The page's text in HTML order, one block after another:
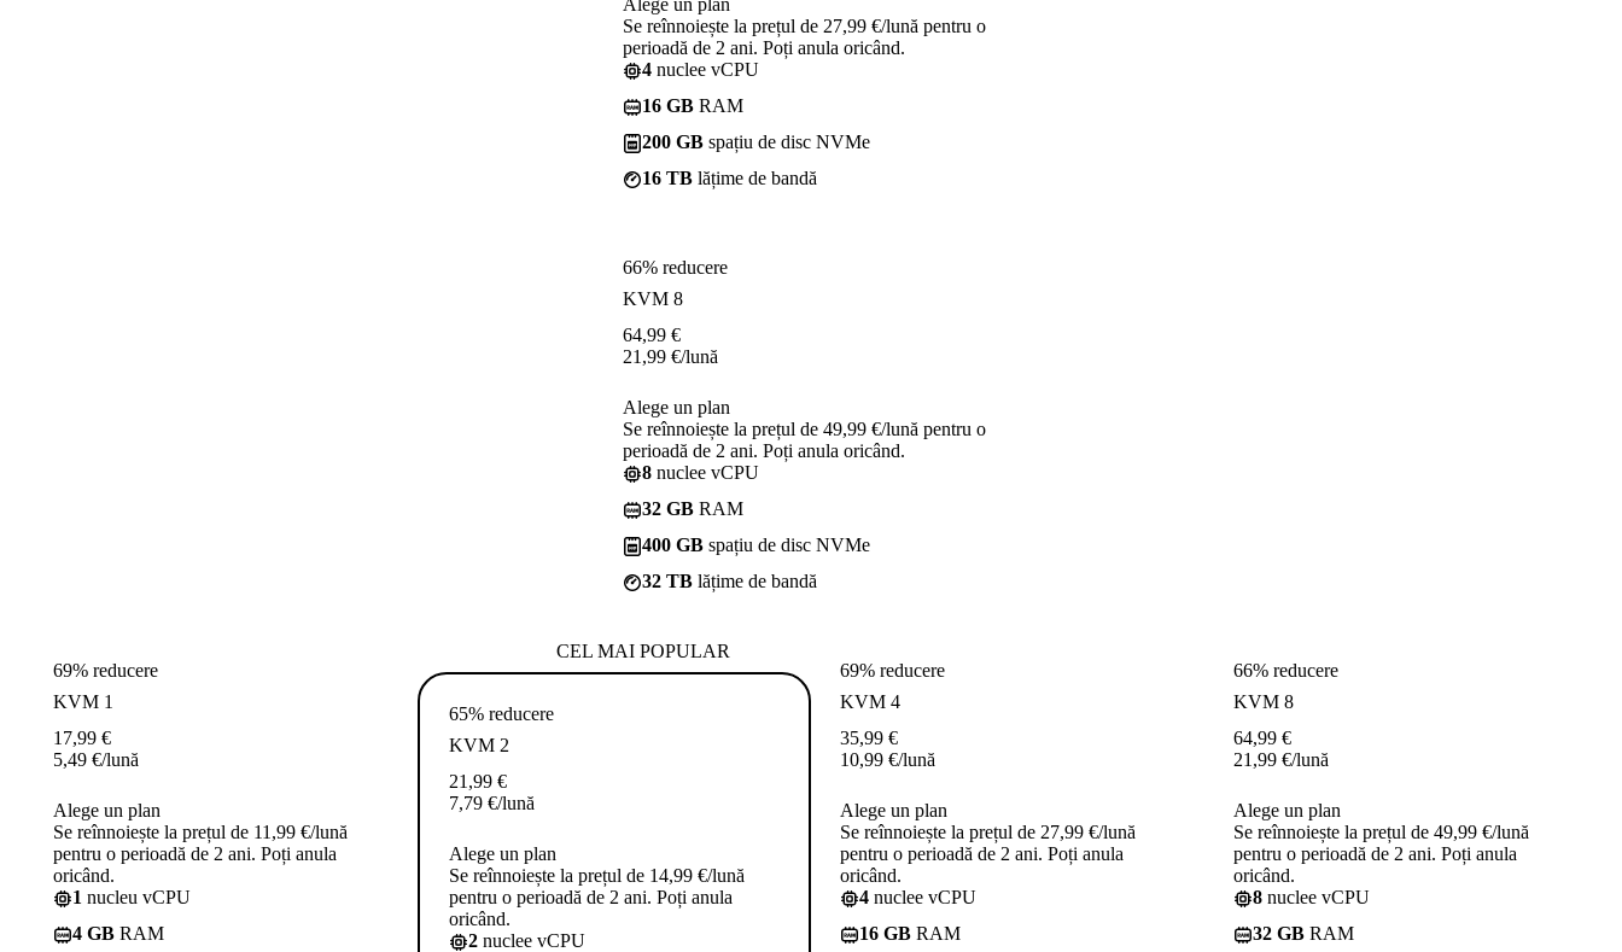
Se reînnoiește la prețul de 27,99 €/lună pentru o
perioadă de 2 ani. Poți anula oricând.
4 nuclee vCPU
16 GB RAM
200 GB spațiu de disc NVMe
16 TB lățime de bandă
66% reducere
KVM 8
64,99 €
21,99 €/lună
Alege un plan
Se reînnoiește la prețul de 49,99 €/lună pentru o
perioadă de 2 ani. Poți anula oricând.
8 nuclee vCPU
32 GB RAM
400 GB spațiu de disc NVMe
32 TB lățime de bandă
69% reducere
KVM 1
17,99 €
5,49 €/lună
Alege un plan
Se reînnoiește la prețul de 11,99 €/lună
pentru o perioadă de 2 ani. Poți anula
oricând.
1 nucleu vCPU
4 GB RAM
CEL MAI POPULAR
65% reducere
KVM 2
21,99 €
7,79 €/lună
Alege un plan
Se reînnoiește la prețul de 14,99 €/lună
pentru o perioadă de 2 ani. Poți anula
oricând.
2 nuclee vCPU
69% reducere
KVM 4
35,99 €
10,99 €/lună
Alege un plan
Se reînnoiește la prețul de 27,99 €/lună
pentru o perioadă de 2 ani. Poți anula
oricând.
4 nuclee vCPU
16 GB RAM
66% reducere
KVM 8
64,99 €
21,99 €/lună
Alege un plan
Se reînnoiește la prețul de 49,99 €/lună
pentru o perioadă de 2 ani. Poți anula
oricând.
8 nuclee vCPU
32 GB RAM